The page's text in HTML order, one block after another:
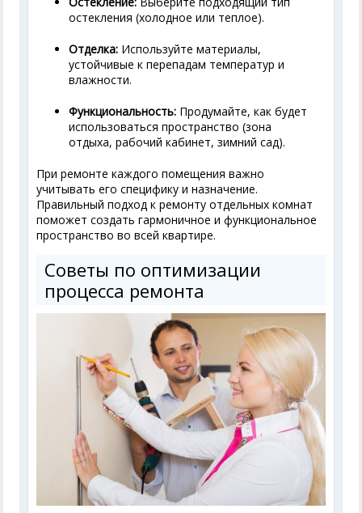
остекления (холодное или теплое).
Отделка: Используйте материалы,
устойчивые к перепадам температур и
влажности.
Функциональность: Продумайте, как будет
использоваться пространство (зона
отдыха, рабочий кабинет, зимний сад).
При ремонте каждого помещения важно
учитывать его специфику и назначение.
Правильный подход к ремонту отдельных комнат
поможет создать гармоничное и функциональное
пространство во всей квартире.
Советы по оптимизации
процесса ремонта